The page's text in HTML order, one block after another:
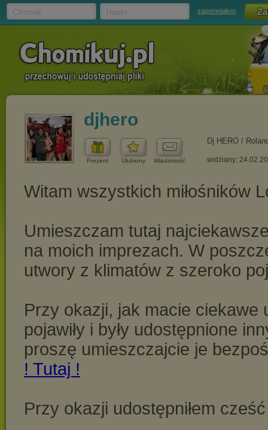
zapomniałem
djhero
Prezent Ulubiony Wiadomość
Dj HERO /
widziany: